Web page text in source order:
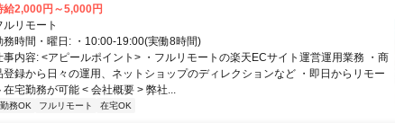
給2,000円～5,000円
ルリモート
務時間・曜日: ・10:00-19:00(実働8時間)
事内容: <アピールポイント> ・フルリモートの楽天ECサイト運営運用業務 ・商
登録から日々の運用、ネットショップのディレクションなど ・即日からリモー
在宅勤務が可能 < 会社概要 > 弊社...
務OK フルリモート 在宅OK